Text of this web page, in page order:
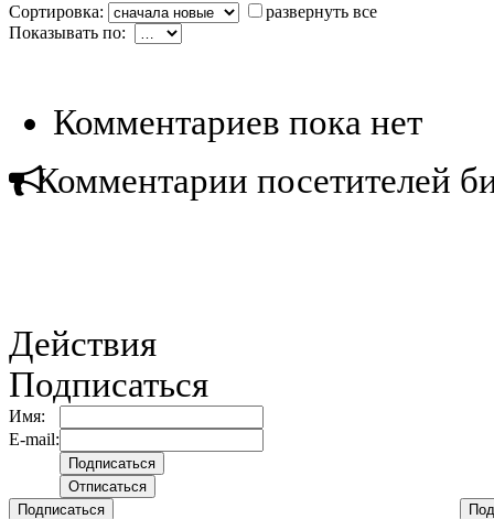
Сортировка:
развернуть все
Показывать по:
Комментариев пока нет
Комментарии посетителей
Действия
Подписаться
Имя:
E-mail:
Подписаться